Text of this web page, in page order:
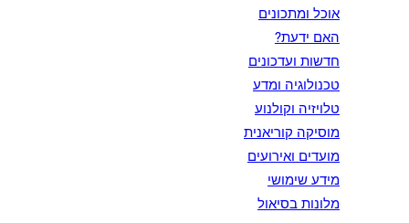
אוכל ומתכונים
האם ידעת?
חדשות ועדכונים
טכנולוגיה ומדע
טלויזיה וקולנוע
מוסיקה קוריאנית
מועדים ואירועים
מידע שימושי
מלונות בסיאול